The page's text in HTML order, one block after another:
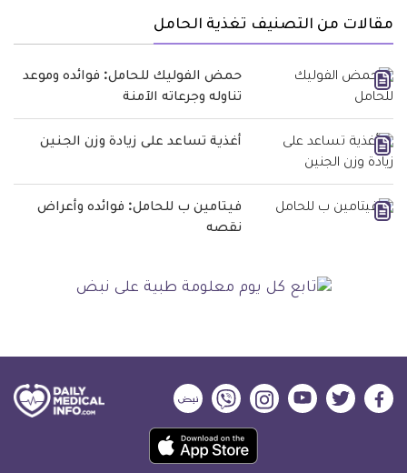
مقالات من التصنيف تغذية الحامل
حمض الفوليك للحامل: فوائده وموعد
تناوله وجرعاته الآمنة
أغذية تساعد على زيادة وزن الجنين
فيتامين ب للحامل: فوائده وأعراض
نقصه
ديلي
ديلي
ديلي
ميديكال
ديلي
ميديكال
انفو
ديلي
ميديكال
انفو
ديلي
ميديكال
انفو
حمل
تطبيق